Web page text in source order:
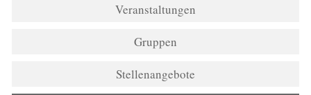
Veranstaltungen
Gruppen
Stellenangebote